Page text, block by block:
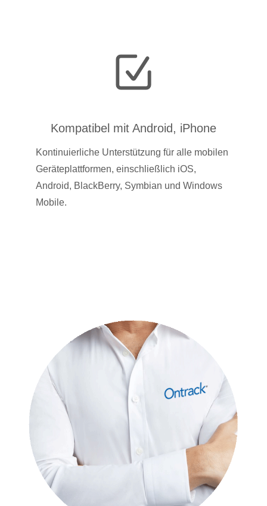
Kompatibel mit Android, iPhone
Kontinuierliche Unterstützung für alle mobilen
Geräteplattformen, einschließlich iOS,
Android, BlackBerry, Symbian und Windows
Mobile.